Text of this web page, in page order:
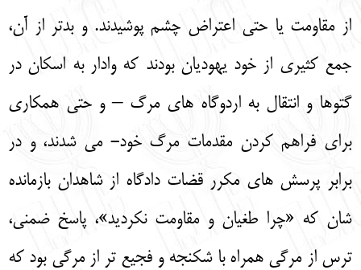
از مقاومت یا حتی اعتراض چشم پوشیدند. و بدتر از آن،
جمع کثیری از خود یهودیان بودند که وادار به اسکان در
گتوها و انتقال به اردوگاه های مرگ – و حتی همکاری
برای فراهم کردن مقدمات مرگ خود- می شدند، و در
برابر پرسش های مکرر قضات دادگاه از شاهدان بازمانده
شان که «چرا طغیان و مقاومت نکردید»، پاسخ ضمنی،
ترس از مرگی همراه با شکنجه و فجیع تر از مرگی بود که